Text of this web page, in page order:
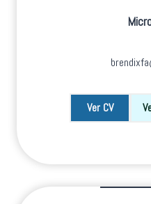
Ver CV